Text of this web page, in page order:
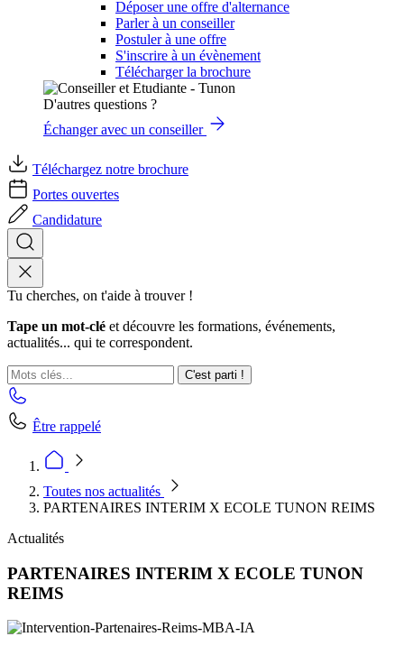
Déposer une offre d'alternance
Parler à un conseiller
Postuler à une offre
S'inscrire à un évènement
Télécharger la brochure
D'autres questions ?
Échanger avec un conseiller
Téléchargez notre brochure
Portes ouvertes
Candidature
Tu cherches, on t'aide à trouver !
Tape un mot-clé et découvre les formations, événements,
actualités... qui te correspondent.
C'est parti !
Être rappelé
Toutes nos actualités
PARTENAIRES INTERIM X ECOLE TUNON REIMS
Actualités
PARTENAIRES INTERIM X ECOLE TUNON
REIMS